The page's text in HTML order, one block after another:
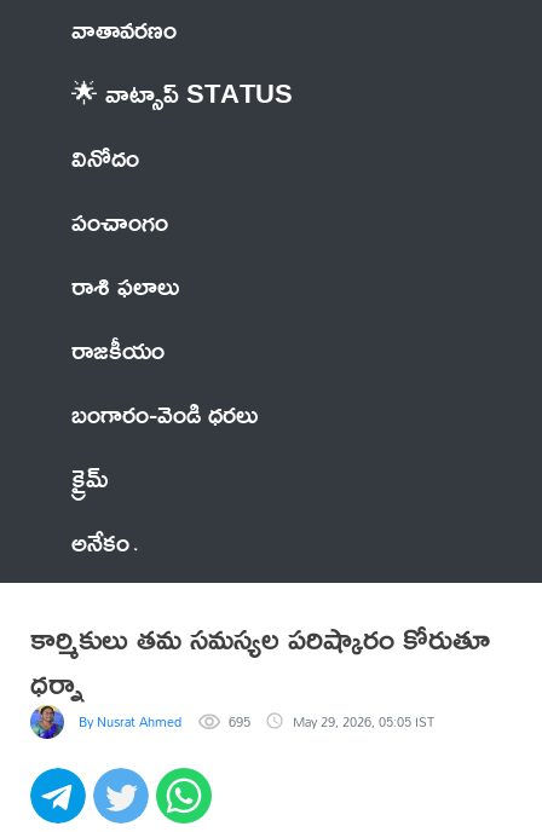
వాతావరణం
🌟 వాట్సాప్ STATUS
వినోదం
పంచాంగం
రాశి ఫలాలు
రాజకీయం
బంగారం-వెండి ధరలు
క్రైమ్
అనేకం
కార్మికులు తమ సమస్యల పరిష్కారం కోరుతూ
ధర్నా
By Nusrat Ahmed 695 May 29, 2026, 05:05 IST